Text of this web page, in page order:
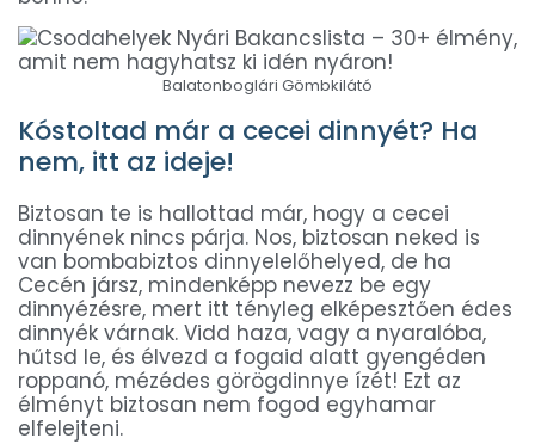
Balatonboglári Gömbkilátó
Kóstoltad már a cecei dinnyét? Ha
nem, itt az ideje!
Biztosan te is hallottad már, hogy a cecei
dinnyének nincs párja. Nos, biztosan neked is
van bombabiztos dinnyelelőhelyed, de ha
Cecén jársz, mindenképp nevezz be egy
dinnyézésre, mert itt tényleg elképesztően édes
dinnyék várnak. Vidd haza, vagy a nyaralóba,
hűtsd le, és élvezd a fogaid alatt gyengéden
roppanó, mézédes görögdinnye ízét! Ezt az
élményt biztosan nem fogod egyhamar
elfelejteni.